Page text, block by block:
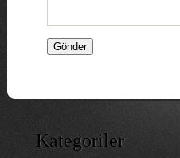
Kategoriler